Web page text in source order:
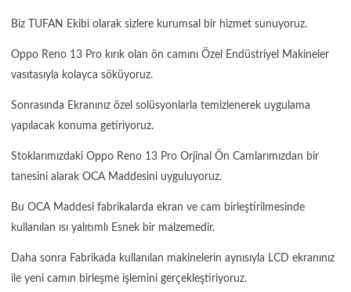
Biz TUFAN Ekibi olarak sizlere kurumsal bir hizmet sunuyoruz.
Oppo Reno 13 Pro kırık olan ön camını Özel Endüstriyel Makineler
vasıtasıyla kolayca söküyoruz.
Sonrasında Ekranınız özel solüsyonlarla temizlenerek uygulama
yapılacak konuma getiriyoruz.
Stoklarımızdaki Oppo Reno 13 Pro Orjinal Ön Camlarımızdan bir
tanesini alarak OCA Maddesini uyguluyoruz.
Bu OCA Maddesi fabrikalarda ekran ve cam birleştirilmesinde
kullanılan ısı yalıtımlı Esnek bir malzemedir.
Daha sonra Fabrikada kullanılan makinelerin aynısıyla LCD ekranınız
ile yeni camın birleşme işlemini gerçekleştiriyoruz.